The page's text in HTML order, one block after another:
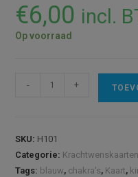
€6,00 incl.
Op voorraad
Hartenwenskaarten,
- +
SKU: H101
Categorie: Krachtwenskaarten
Tags: blauw, chakra's, Kaart,